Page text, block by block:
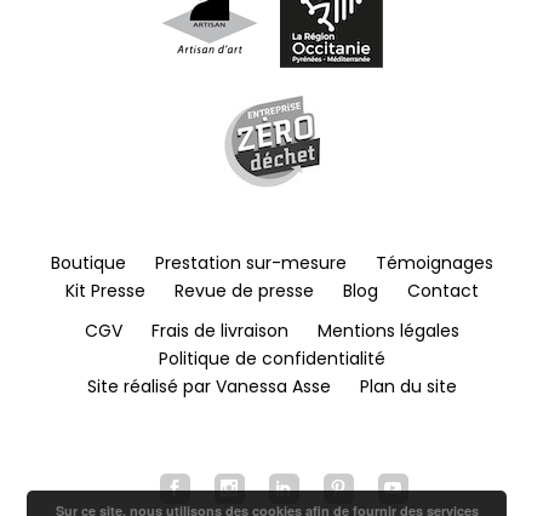
Boutique Prestation sur-mesure
Témoignages
Kit Presse
Revue de presse Blog
Contact
CGV
Frais de livraison
Mentions légales
Politique de confidentialité
Site réalisé par Vanessa Asse
Plan du site
Sur ce site, nous utilisons des cookies afin de fournir des services